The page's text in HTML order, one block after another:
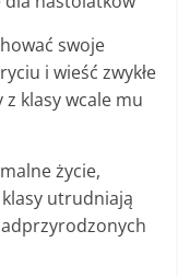
swoje
i wieść zwykłe
klasy wcale mu
życie,
utrudniają